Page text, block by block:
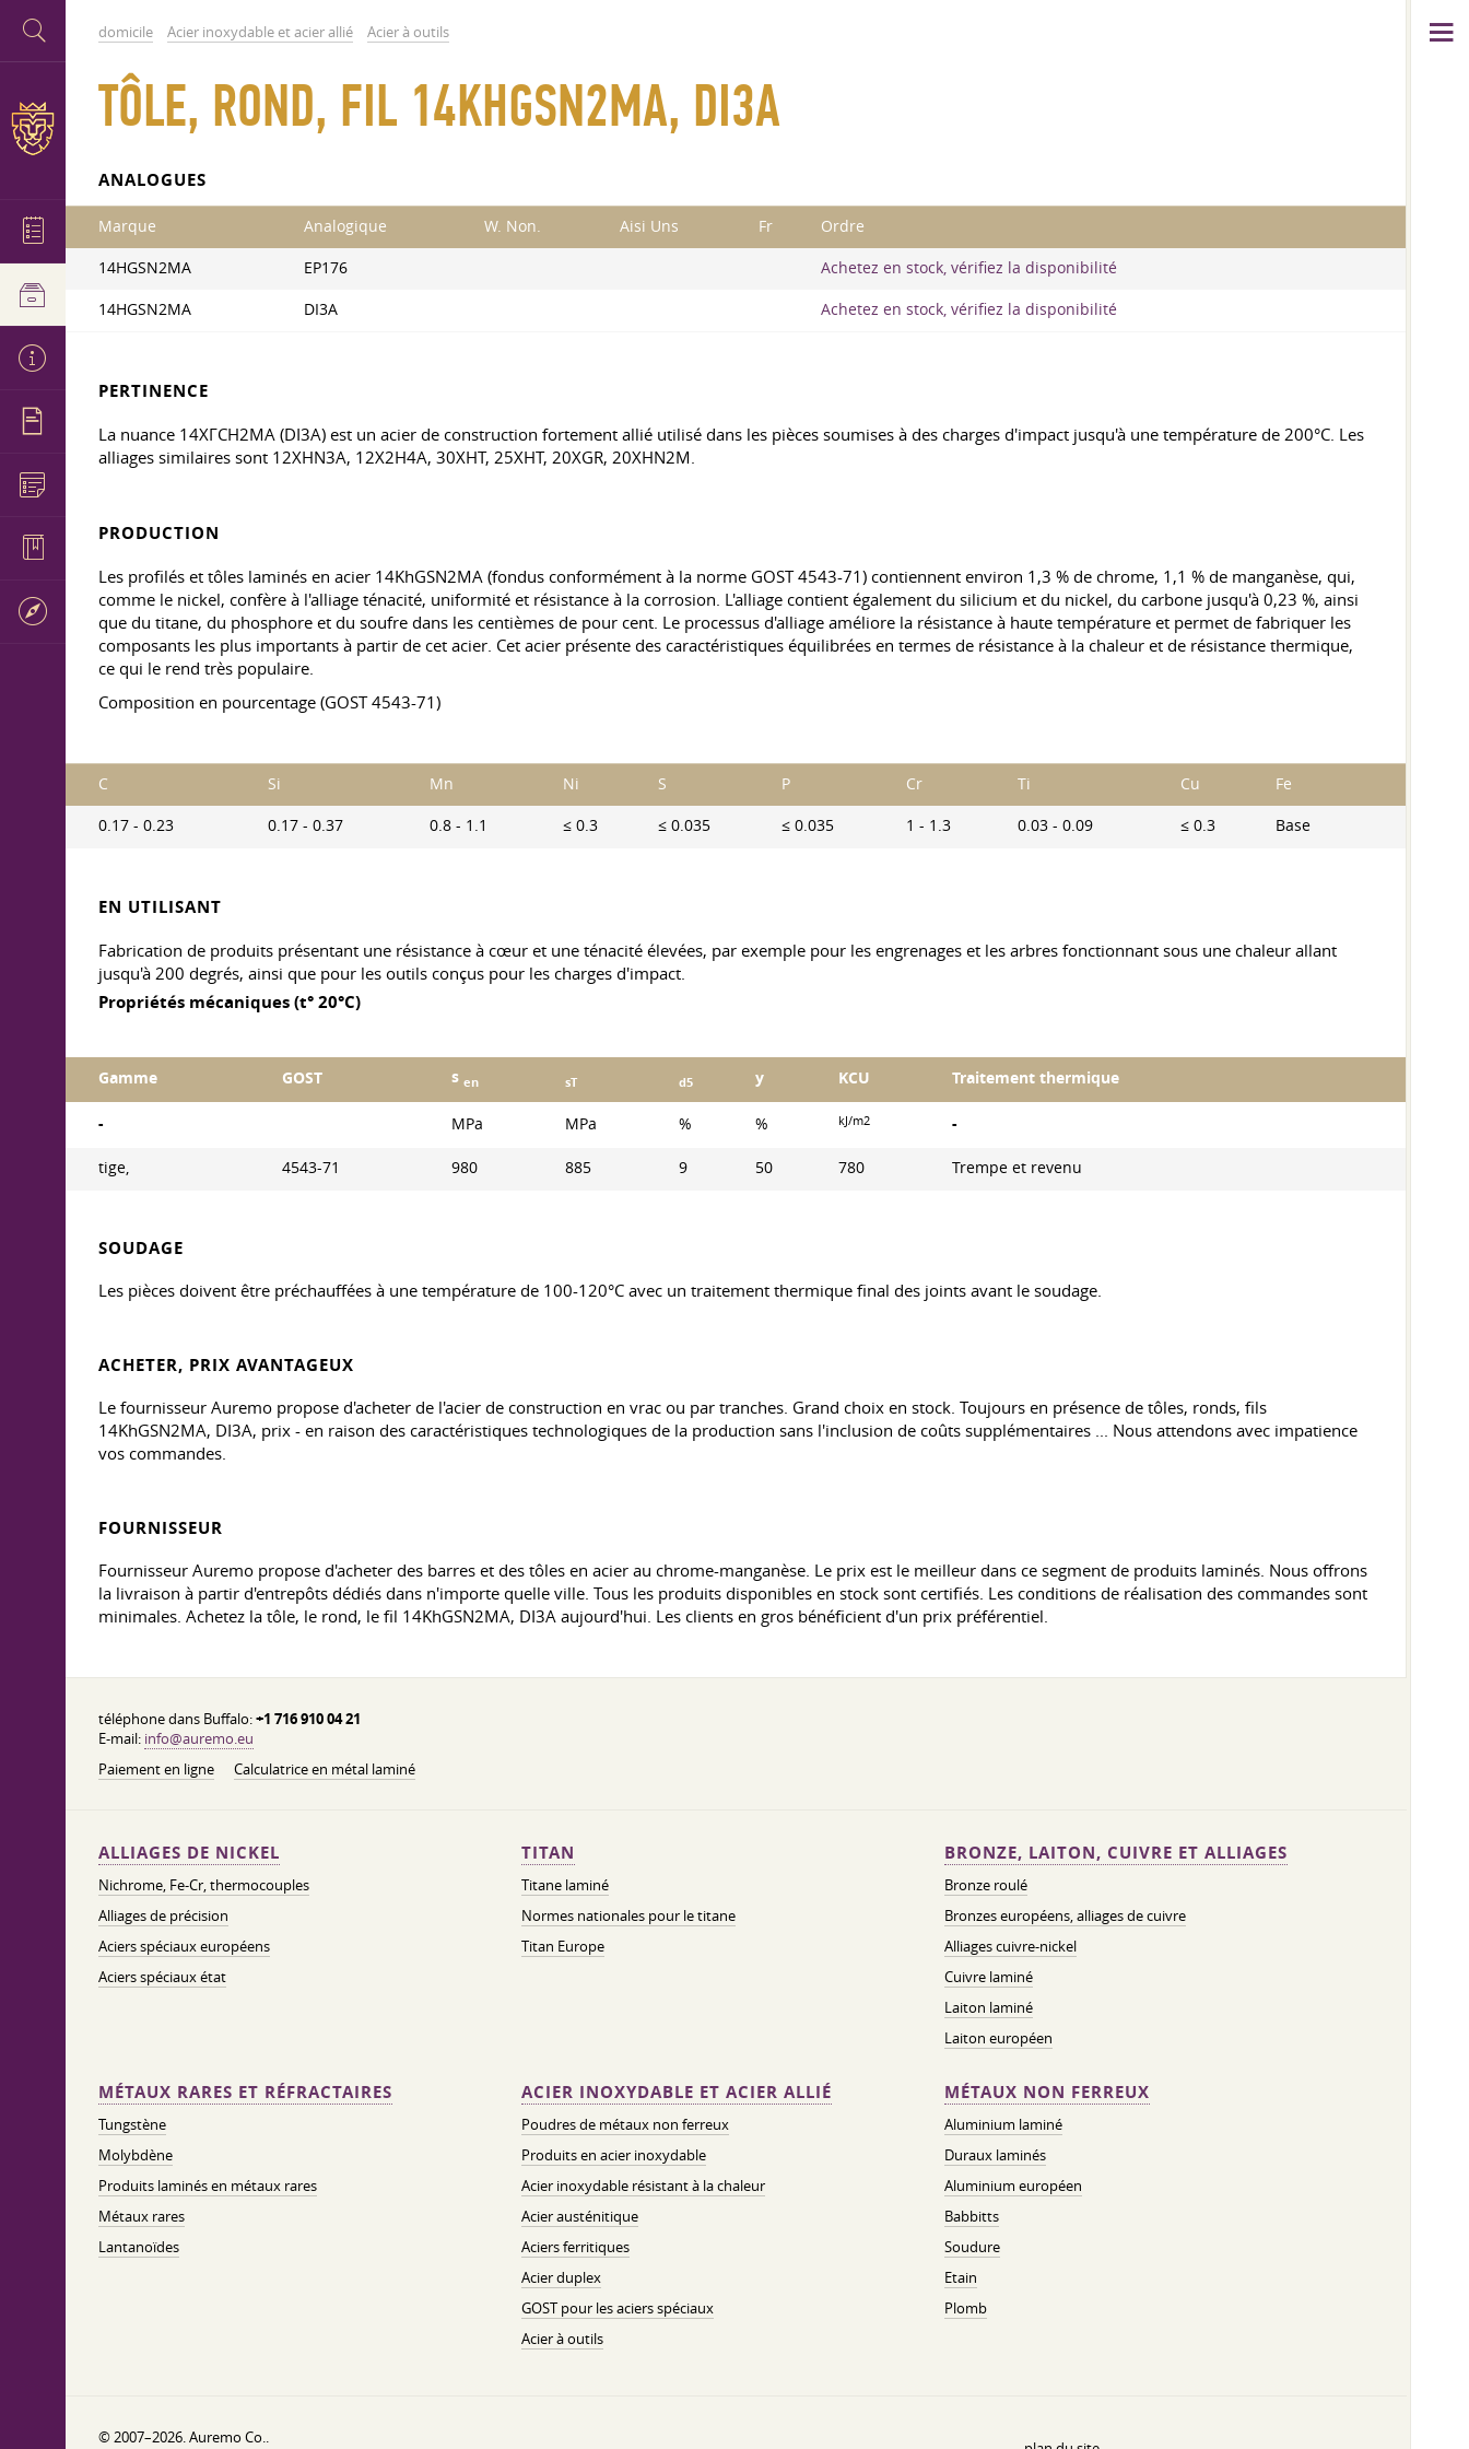
domicile Acier inoxydable et acier allié Acier à outils
TÔLE, ROND, FIL 14KHGSN2MA, DI3A
ANALOGUES
Marque Analogique W. Non. Aisi Uns Fr Ordre
14HGSN2MA EP176 Achetez en stock, vérifiez la disponibilité
14HGSN2MA DI3A Achetez en stock, vérifiez la disponibilité
PERTINENCE
La nuance 14ХГСН2МА (DI3А) est un acier de construction fortement allié utilisé dans les pièces soumises à des charges d'impact jusqu'à une température de 200°C. Les
alliages similaires sont 12XHN3A, 12X2H4A, 30XHT, 25XHT, 20XGR, 20XHN2M.
PRODUCTION
Les profilés et tôles laminés en acier 14KhGSN2MA (fondus conformément à la norme GOST 4543-71) contiennent environ 1,3 % de chrome, 1,1 % de manganèse, qui,
comme le nickel, confère à l'alliage ténacité, uniformité et résistance à la corrosion. L'alliage contient également du silicium et du nickel, du carbone jusqu'à 0,23 %, ainsi
que du titane, du phosphore et du soufre dans les centièmes de pour cent. Le processus d'alliage améliore la résistance à haute température et permet de fabriquer les
composants les plus importants à partir de cet acier. Cet acier présente des caractéristiques équilibrées en termes de résistance à la chaleur et de résistance thermique,
ce qui le rend très populaire.
Composition en pourcentage (GOST 4543-71)
C Si Mn Ni S P Cr Ti Cu Fe
0.17 - 0.23 0.17 - 0.37 0.8 - 1.1 ≤ 0.3 ≤ 0.035 ≤ 0.035 1 - 1.3 0.03 - 0.09 ≤ 0.3 Base
EN UTILISANT
Fabrication de produits présentant une résistance à cœur et une ténacité élevées, par exemple pour les engrenages et les arbres fonctionnant sous une chaleur allant
jusqu'à 200 degrés, ainsi que pour les outils conçus pour les charges d'impact.
Propriétés mécaniques (t° 20°C)
Gamme GOST s en sT d5 y KCU Traitement thermique
- MPa MPa % % kJ/m2 -
tige, 4543-71 980 885 9 50 780 Trempe et revenu
SOUDAGE
Les pièces doivent être préchauffées à une température de 100-120°C avec un traitement thermique final des joints avant le soudage.
ACHETER, PRIX AVANTAGEUX
Le fournisseur Auremo propose d'acheter de l'acier de construction en vrac ou par tranches. Grand choix en stock. Toujours en présence de tôles, ronds, fils
14KhGSN2MA, DI3A, prix - en raison des caractéristiques technologiques de la production sans l'inclusion de coûts supplémentaires ... Nous attendons avec impatience
vos commandes.
FOURNISSEUR
Fournisseur Auremo propose d'acheter des barres et des tôles en acier au chrome-manganèse. Le prix est le meilleur dans ce segment de produits laminés. Nous offrons
la livraison à partir d'entrepôts dédiés dans n'importe quelle ville. Tous les produits disponibles en stock sont certifiés. Les conditions de réalisation des commandes sont
minimales. Achetez la tôle, le rond, le fil 14KhGSN2MA, DI3A aujourd'hui. Les clients en gros bénéficient d'un prix préférentiel.
téléphone dans Buffalo:+1 716 910 04 21
E-mail: info@auremo.eu
Paiement en ligne
Calculatrice en métal laminé
ALLIAGES DE NICKEL
Nichrome, Fe-Cr, thermocouples
Alliages de précision
Aciers spéciaux européens
Aciers spéciaux état
TITAN
Titane laminé
Normes nationales pour le titane
Titan Europe
BRONZE, LAITON, CUIVRE ET ALLIAGES
Bronze roulé
Bronzes européens, alliages de cuivre
Alliages cuivre-nickel
Cuivre laminé
Laiton laminé
Laiton européen
MÉTAUX RARES ET RÉFRACTAIRES
Tungstène
Molybdène
Produits laminés en métaux rares
Métaux rares
Lantanoïdes
ACIER INOXYDABLE ET ACIER ALLIÉ
Poudres de métaux non ferreux
Produits en acier inoxydable
Acier inoxydable résistant à la chaleur
Acier austénitique
Aciers ferritiques
Acier duplex
GOST pour les aciers spéciaux
Acier à outils
MÉTAUX NON FERREUX
Aluminium laminé
Duraux laminés
Aluminium européen
Babbitts
Soudure
Etain
Plomb
© 2007–2026. Auremo Co..